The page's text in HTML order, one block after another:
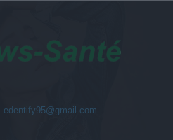
edentify95@gmail.com